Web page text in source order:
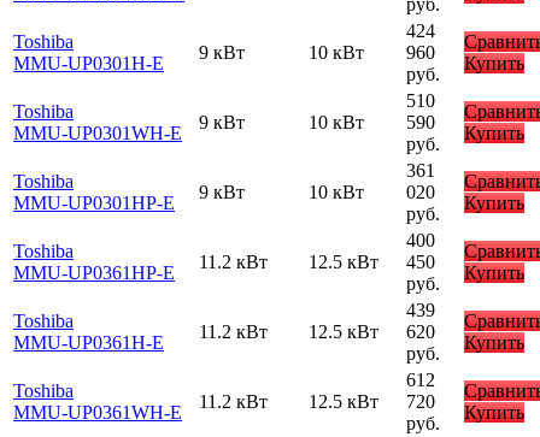
Toshiba
MMU-UP0301H-E
9 кВт 10 кВт
424
960
руб.
Купить
Toshiba
MMU-UP0301WH-E
9 кВт 10 кВт
510
590
руб.
Купить
Toshiba
MMU-UP0301HP-E
9 кВт 10 кВт
361
020
руб.
Купить
Toshiba
MMU-UP0361HP-E
11.2 кВт 12.5 кВт
400
450
руб.
Купить
Toshiba
MMU-UP0361H-E
11.2 кВт 12.5 кВт
439
620
руб.
Купить
Toshiba
MMU-UP0361WH-E
11.2 кВт 12.5 кВт
612
720
руб.
Купить